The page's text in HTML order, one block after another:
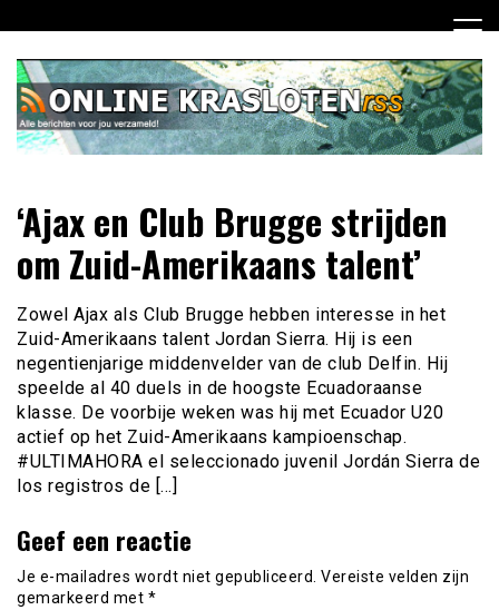
naar
inhoud
Online Krasloten RSS
jou verzameld
‘Ajax en Club Brugge strijden
om Zuid-Amerikaans talent’
Zowel Ajax als Club Brugge hebben interesse in het
Zuid-Amerikaans talent Jordan Sierra. Hij is een
negentienjarige middenvelder van de club Delfin. Hij
speelde al 40 duels in de hoogste Ecuadoraanse
klasse. De voorbije weken was hij met Ecuador U20
actief op het Zuid-Amerikaans kampioenschap.
#ULTIMAHORA el seleccionado juvenil Jordán Sierra de
los registros de […]
Geef een reactie
Je e-mailadres wordt niet gepubliceerd. Vereiste velden zijn
gemarkeerd met *